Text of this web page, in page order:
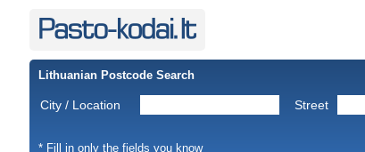
Lithuanian Postcode Search
City / Location Street
* Fill in only the fields you know